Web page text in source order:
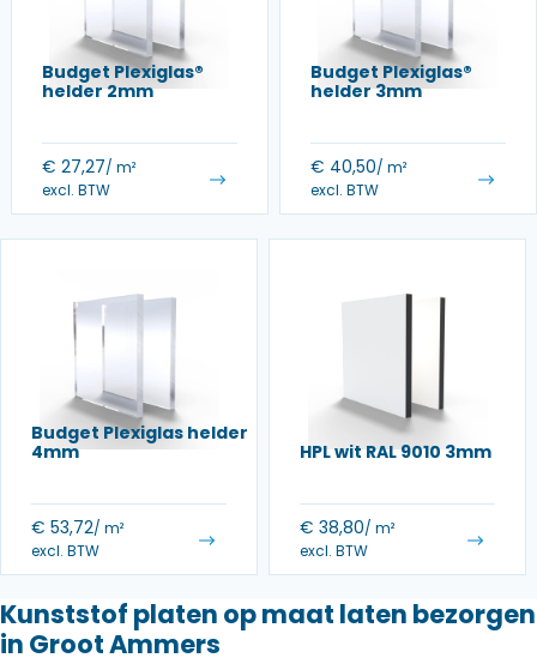
Budget Plexiglas®
helder 2mm
€ 27,27/ m²
excl. BTW
Budget Plexiglas®
helder 3mm
€ 40,50/ m²
excl. BTW
Budget Plexiglas helder
4mm
€ 53,72/ m²
excl. BTW
HPL wit RAL 9010 3mm
€ 38,80/ m²
excl. BTW
Kunststof platen op maat laten bezorgen
in Groot Ammers